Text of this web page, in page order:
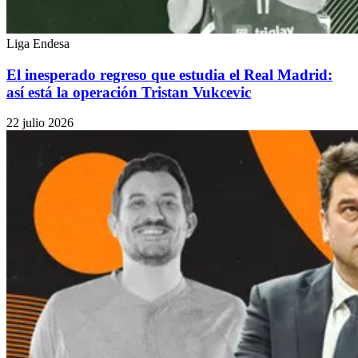
Liga Endesa
El inesperado regreso que estudia el Real Madrid:
así está la operación Tristan Vukcevic
22 julio 2026